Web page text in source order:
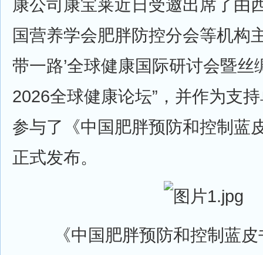
康公司康宝莱近日受邀出席了由
国营养学会肥胖防控分会等机构
带一路’全球健康国际研讨会暨丝
2026全球健康论坛”，并作为支
参与了《中国肥胖预防和控制蓝
正式发布。
《中国肥胖预防和控制蓝皮